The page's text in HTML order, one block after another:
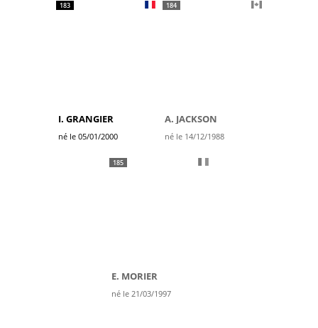
183
I. GRANGIER
né le 05/01/2000
184
A. JACKSON
né le 14/12/1988
185
E. MORIER
né le 21/03/1997